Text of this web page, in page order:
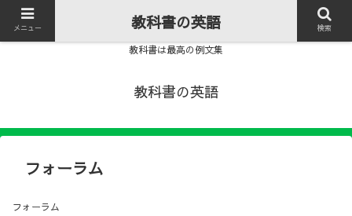
教科書は最高の例文集
教科書の英語
フォーラム
フォーラム
メニュー 教科書の英語 検索